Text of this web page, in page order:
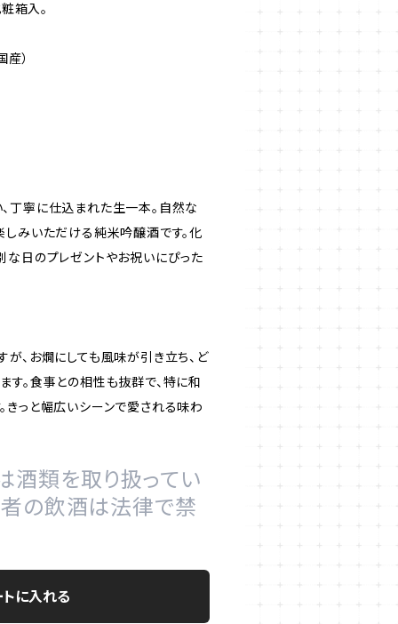
箱入。
）
丁寧に仕込まれた生一本。自然な
しみいただける純米吟醸酒です。化
な日のプレゼントやお祝いにぴった
、お燗にしても風味が引き立ち、ど
。食事との相性も抜群で、特に和
きっと幅広いシーンで愛される味わ
酒類を取り扱ってい
の飲酒は法律で禁
に入れる